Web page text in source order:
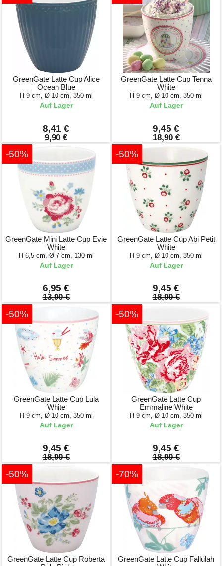
GreenGate Latte Cup Alice
Ocean Blue
H 9 cm, Ø 10 cm, 350 ml
Auf Lager
8,41 €
9,90 €
GreenGate Latte Cup Tenna
White
H 9 cm, Ø 10 cm, 350 ml
Auf Lager
9,45 €
18,90 €
-50%
GreenGate Mini Latte Cup Evie
White
H 6,5 cm, Ø 7 cm, 130 ml
Auf Lager
6,95 €
13,90 €
-50%
GreenGate Latte Cup Abi Petit
White
H 9 cm, Ø 10 cm, 350 ml
Auf Lager
9,45 €
18,90 €
-50%
GreenGate Latte Cup Lula
White
H 9 cm, Ø 10 cm, 350 ml
Auf Lager
9,45 €
18,90 €
-50%
GreenGate Latte Cup
Emmaline White
H 9 cm, Ø 10 cm, 350 ml
Auf Lager
9,45 €
18,90 €
-50%
GreenGate Latte Cup Roberta
-70%
GreenGate Latte Cup Fallulah